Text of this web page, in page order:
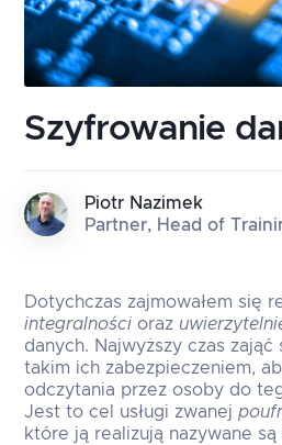
Szyfrowanie
Piotr Nazimek
Partner, Head of
Dotychczas zajmowałem się
integralności oraz
danych. Najwyższy czas zająć
takim ich zabezpieczeniem,
odczytania przez osoby do
Jest to cel usługi zwanej
które ją realizują nazywane są